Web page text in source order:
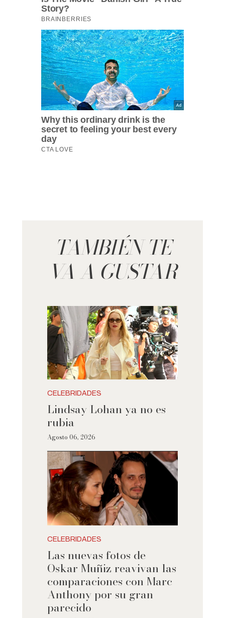
TAMBIÉN TE
VA A GUSTAR
CELEBRIDADES
Lindsay Lohan ya no es
rubia
Agosto 06, 2026
CELEBRIDADES
Las nuevas fotos de
Oskar Muñiz reavivan las
comparaciones con Marc
Anthony por su gran
parecido